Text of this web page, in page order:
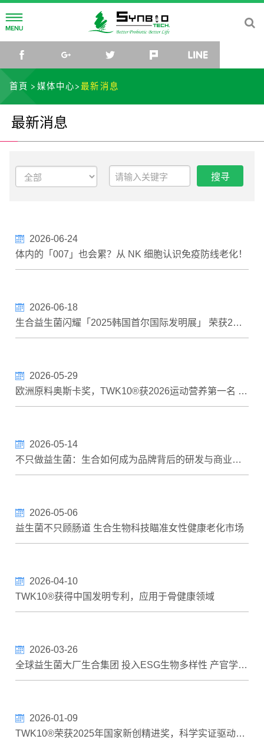
公司简介
公司理念
公司组织
研发中心
研究团队
菌种库
最新消息
活动讯息
社会关怀
联络我们
facebook google+ twitter
首頁 媒体中心 最新消息
最新消息
体内的「007」也会累？从 NK 细胞认识免疫防线老化！
2026-06-24
生合益生菌闪耀「2025韩国首尔国际发明展」 荣获2金3银 萧美琴副总统亲自接见
2026-06-18
欧洲原料奥斯卡奖，TWK10®获2026运动营养第一名 评审肯定肠肌轴于植物蛋白配方的加值应用，生合荣登欧美亚领域三冠王
2026-05-29
不只做益生菌：生合如何成为品牌背后的研发与商业化平台
2026-05-14
益生菌不只顾肠道 生合生物科技瞄准女性健康老化市场
2026-05-06
TWK10®获得中国发明专利，应用于骨健康领域
2026-04-10
全球益生菌大厂生合集团 投入ESG生物多样性 产官学研八方携手 催生「雷公蛙」重返高雄
2026-03-26
TWK10®荣获2025年国家新创精进奖，科学实证驱动创新再获肯定
2026-01-09